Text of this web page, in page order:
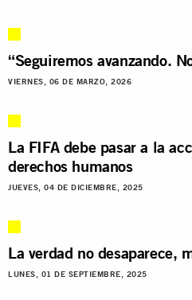
“Seguiremos avanzando.
VIERNES, 06 DE MARZO, 2026
La FIFA debe pasar a la
derechos humanos
JUEVES, 04 DE DICIEMBRE, 2025
La verdad no desaparece,
LUNES, 01 DE SEPTIEMBRE, 2025